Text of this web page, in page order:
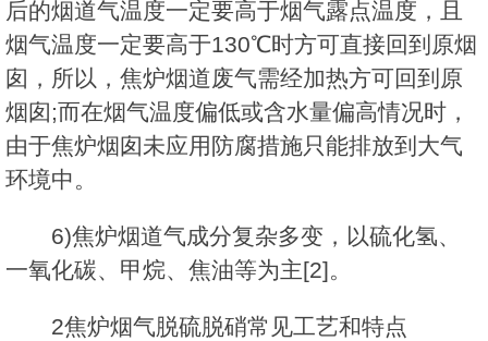
后的烟道气温度一定要高于烟气露点温度，且
烟气温度一定要高于130℃时方可直接回到原烟
囱，所以，焦炉烟道废气需经加热方可回到原
烟囱;而在烟气温度偏低或含水量偏高情况时，
由于焦炉烟囱未应用防腐措施只能排放到大气
环境中。
6)焦炉烟道气成分复杂多变，以硫化氢、
一氧化碳、甲烷、焦油等为主[2]。
2焦炉烟气脱硫脱硝常见工艺和特点